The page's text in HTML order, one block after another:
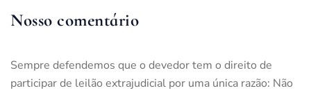
Nosso comentário
Sempre defendemos que o devedor tem o direito de
participar de leilão extrajudicial por uma única razão: Não